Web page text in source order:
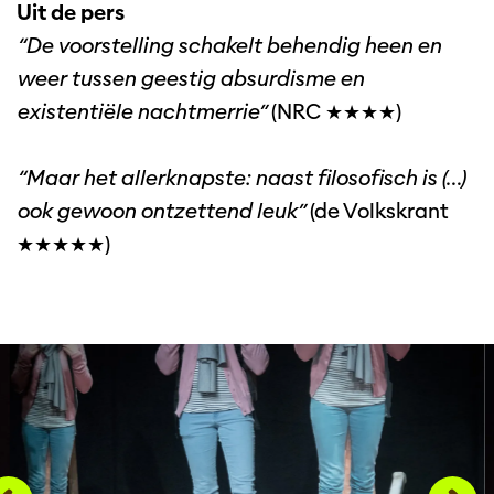
Uit de pers
“De voorstelling schakelt behendig heen en
weer tussen geestig absurdisme en
existentiële nachtmerrie”(NRC ★★★★)
“Maar het allerknapste: naast filosofisch is (…)
ook gewoon ontzettend leuk”(de Volkskrant
★★★★★)
Overslaan